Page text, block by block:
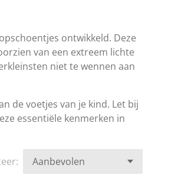
ontwikkeld. Deze
van een extreem lichte
niet te wennen aan
de voetjes van je kind. Let bij
essentiële kenmerken in